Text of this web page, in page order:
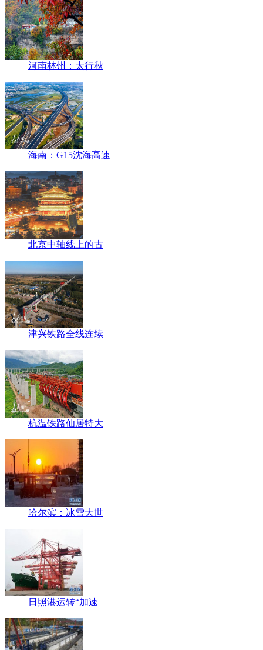
河南林州：太行秋
海南：G15沈海高速
北京中轴线上的古
津兴铁路全线连续
杭温铁路仙居特大
哈尔滨：冰雪大世
日照港运转“加速